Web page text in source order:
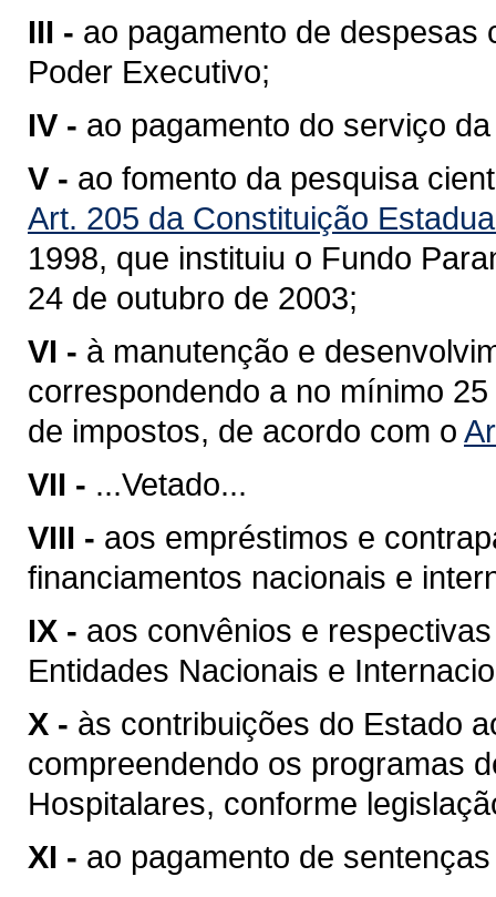
III - ao pagamento de despesas
Poder Executivo;
IV - ao pagamento do serviço
V - ao fomento da pesquisa
Art. 205 da Constituição
1998, que instituiu o Fundo
24 de outubro de 2003;
VI - à manutenção e
correspondendo a no mínimo
de impostos, de acordo com o
VII - ...Vetado...
VIII - aos empréstimos e
financiamentos nacionais e
IX - aos convênios e
Entidades Nacionais e
X - às contribuições do Estado
compreendendo os programas
Hospitalares, conforme
XI - ao pagamento de